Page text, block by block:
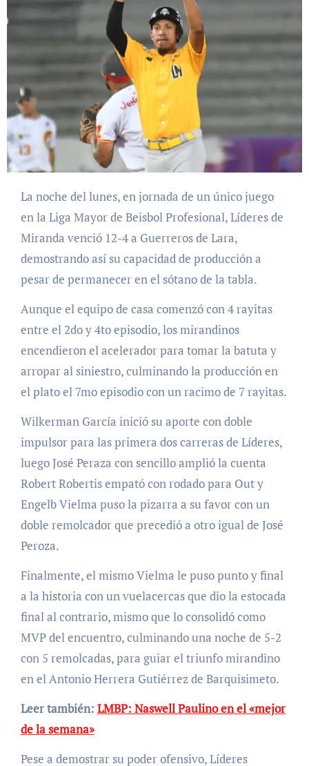
La noche del lunes, en jornada de un único juego
en la Liga Mayor de Beisbol Profesional, Líderes de
Miranda venció 12-4 a Guerreros de Lara,
demostrando así su capacidad de producción a
pesar de permanecer en el sótano de la tabla.
Aunque el equipo de casa comenzó con 4 rayitas
entre el 2do y 4to episodio, los mirandinos
encendieron el acelerador para tomar la batuta y
arropar al siniestro, culminando la producción en
el plato el 7mo episodio con un racimo de 7 rayitas.
Wilkerman García inició su aporte con doble
impulsor para las primera dos carreras de Líderes,
luego José Peraza con sencillo amplió la cuenta
Robert Robertis empató con rodado para Out y
Engelb Vielma puso la pizarra a su favor con un
doble remolcador que precedió a otro igual de José
Peroza.
Finalmente, el mismo Vielma le puso punto y final
a la historia con un vuelacercas que dio la estocada
final al contrario, mismo que lo consolidó como
MVP del encuentro, culminando una noche de 5-2
con 5 remolcadas, para guiar el triunfo mirandino
en el Antonio Herrera Gutiérrez de Barquisimeto.
Leer también: LMBP: Naswell Paulino en el «mejor
de la semana»
Pese a demostrar su poder ofensivo, Líderes